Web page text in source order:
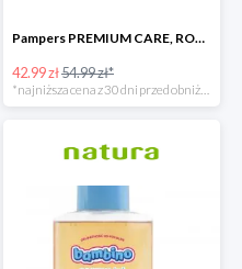
Pampers PREMIUM CARE, ROZMIAR 6, 38 pieluszek, 13KG+
42.99 zł54.99 zł*
*najniższa cena z 30 dni przed obniżką